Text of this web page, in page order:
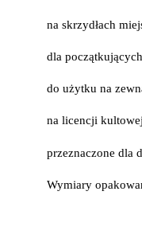
na skrzydłach
dla
do użytku na
na licencji
przeznaczone dla
Wymiary